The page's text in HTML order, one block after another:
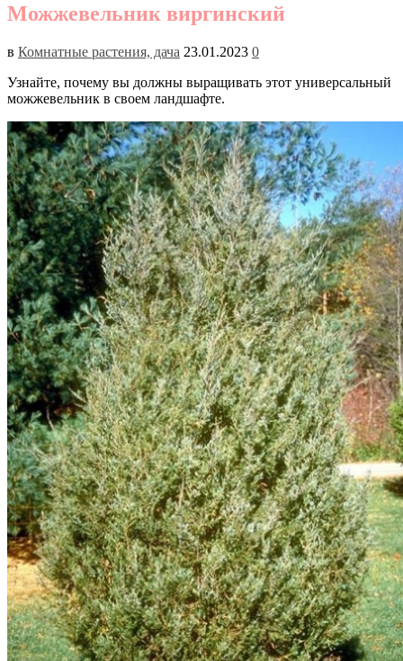
Можжевельник виргинский
в Комнатные растения, дача 23.01.2023 0
Узнайте, почему вы должны выращивать этот универсальный
можжевельник в своем ландшафте.